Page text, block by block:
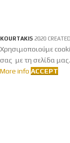
KOURTAKIS 2020
Χρησιμοποιούμε
σας με τη σελίδα
More info ACCEPT